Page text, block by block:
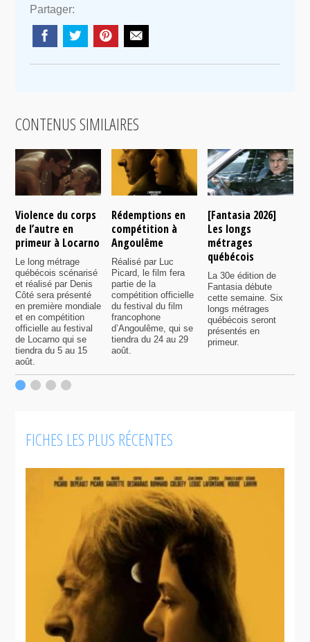
Partager:
CONTENUS SIMILAIRES
Violence du corps
de l’autre en
primeur à Locarno
Le long métrage
québécois scénarisé
et réalisé par Denis
Côté sera présenté
en première mondiale
et en compétition
officielle au festival
de Locarno qui se
tiendra du 5 au 15
août.
Rédemptions en
compétition à
Angoulême
Réalisé par Luc
Picard, le film fera
partie de la
compétition officielle
du festival du film
francophone
d’Angoulême, qui se
tiendra du 24 au 29
août.
[Fantasia 2026]
Les longs
métrages
québécois
La 30e édition de
Fantasia débute
cette semaine. Six
longs métrages
québécois seront
présentés en
primeur.
FICHES LES PLUS RÉCENTES